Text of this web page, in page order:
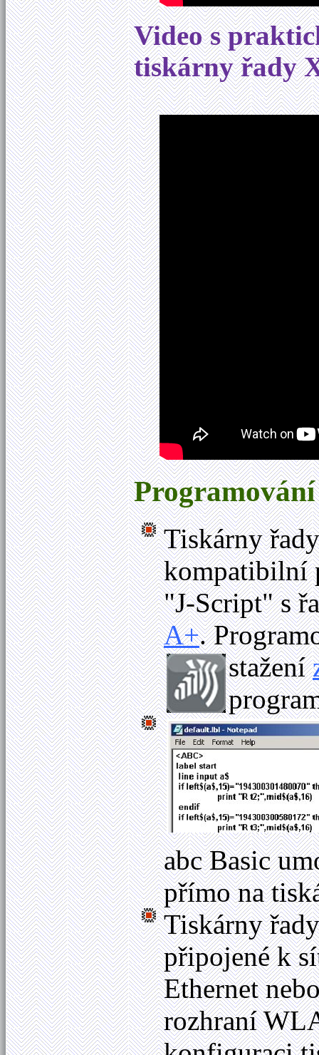
Video s
tiskárny řady
Tiskárny
kompatibilní
"J-Script" s
A+.
stažení
abc Basic
přímo na
Tiskárny
připojené k
Ethernet
rozhraní